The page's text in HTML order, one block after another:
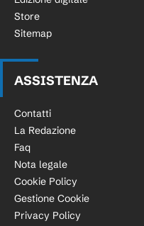
Store
Sitemap
ASSISTENZA
Contatti
La Redazione
Faq
Nota legale
Cookie Policy
Gestione Cookie
Privacy Policy